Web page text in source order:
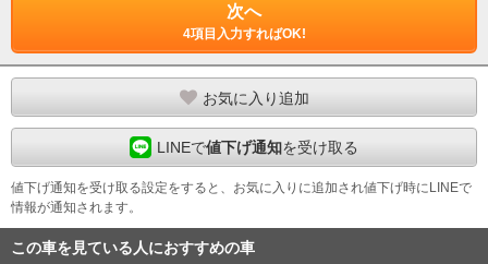
次へ
4項目入力すればOK!
お気に入り追加
LINEで値下げ通知を受け取る
値下げ通知を受け取る設定をすると、お気に入りに追加され値下げ時にLINEで
情報が通知されます。
この車を見ている人におすすめの車